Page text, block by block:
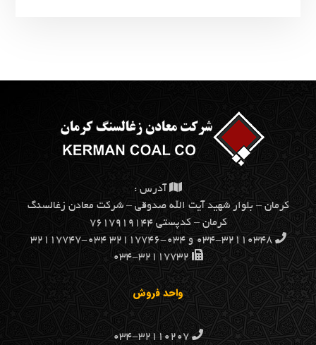
آدرس :
كرمان – بلوار شهيد آيت الله صدوقي – شركت معادن زغالسنگ
كرمان – کدپستی ۷۶۱۷۹۱۹۱۴۴
۰۳۴-۳۲۱۱۰۳۴۸ و ۰۳۴-۳۲۱۱۷۷۴۶ ۰۳۴-۳۲۱۱۷۷۴۷
۰۳۴-۳۲۱۱۷۷۳۲
واحد فروش
۰۳۴-۳۲۱۱۰۲۰۷